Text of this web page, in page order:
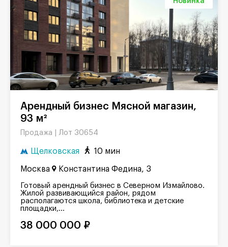
Арендный бизнес Мясной магазин,
93 м²
Продажа | Лот 30654
Щелковская 10 мин
Москва Константина Федина, 3
Готовый арендный бизнес в Северном Измайлово.
Жилой развивающийся район, рядом
располагаются школа, библиотека и детские
площадки,...
38 000 000 ₽